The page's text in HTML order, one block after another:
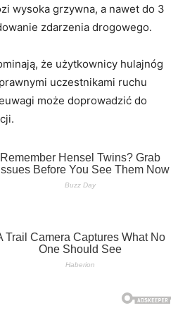
wysoka grzywna, a nawet do 3
zdarzenia drogowego.
że użytkownicy hulajnóg
uczestnikami ruchu
może doprowadzić do